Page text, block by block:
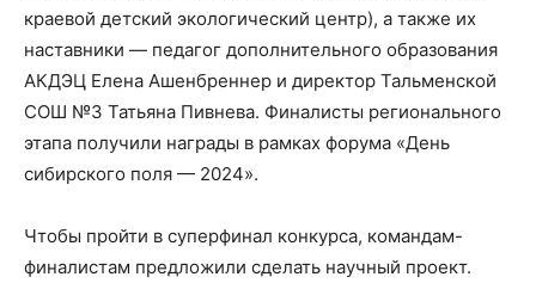
краевой детский экологический центр), а также их
наставники — педагог дополнительного образования
АКДЭЦ Елена Ашенбреннер и директор Тальменской
СОШ №3 Татьяна Пивнева. Финалисты регионального
этапа получили награды в рамках форума «День
сибирского поля — 2024».
Чтобы пройти в суперфинал конкурса, командам-
финалистам предложили сделать научный проект.